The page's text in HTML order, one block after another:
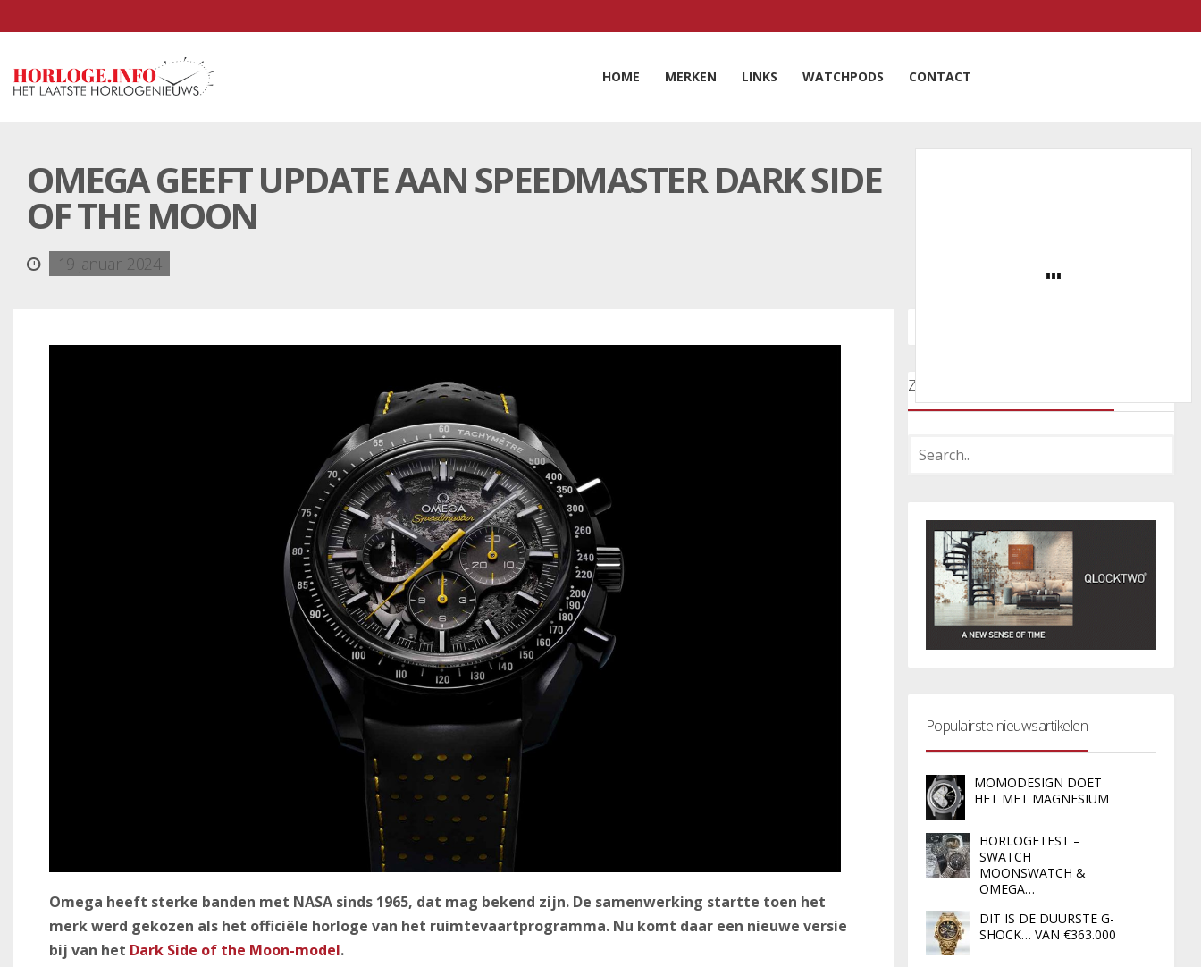
HOME MERKEN LINKS WATCHPODS CONTACT
OMEGA GEEFT UPDATE AAN SPEEDMASTER DARK SIDE
OF THE MOON
19 januari 2024
Omega heeft sterke banden met NASA sinds 1965, dat mag bekend zijn. De samenwerking startte toen het
merk werd gekozen als het officiële horloge van het ruimtevaartprogramma. Nu komt daar een nieuwe versie
bij van het Dark Side of the Moon-model.
Zoeken door onze nieuwsartikelen
Populairste nieuwsartikelen
MOMODESIGN DOET
HET MET MAGNESIUM
HORLOGETEST –
SWATCH
MOONSWATCH &
OMEGA…
DIT IS DE DUURSTE G-
SHOCK… VAN €363.000